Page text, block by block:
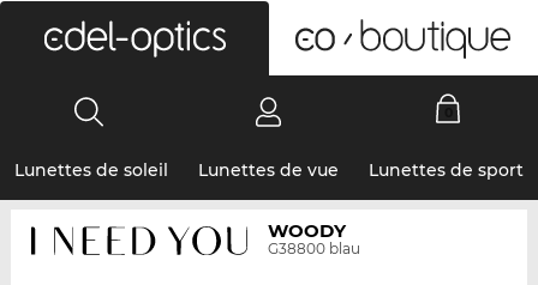
Lunettes de soleil Lunettes de vue Lunettes de sport
WOODY
G38800 blau